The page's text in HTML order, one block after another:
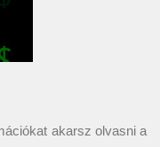
akarsz olvasni a